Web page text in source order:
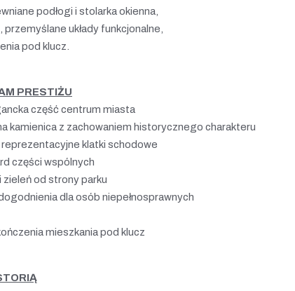
podłogi i stolarka okienna,
układy funkcjonalne,
pod klucz.
PRESTIŻU
część centrum miasta
kamienica z zachowaniem historycznego charakteru
klatki schodowe
części wspólnych
zieleń od strony parku
dla osób niepełnosprawnych
mieszkania pod klucz